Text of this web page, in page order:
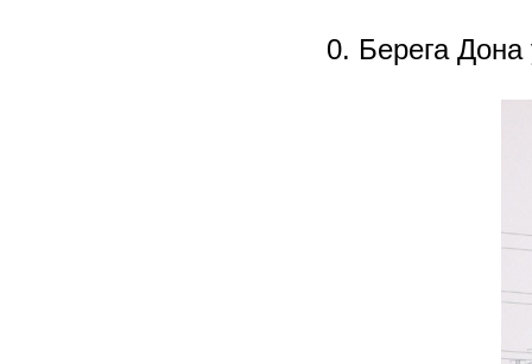
0. Берега Дона